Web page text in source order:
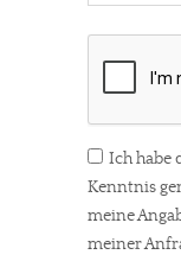
In eigener Sache
Dir
Werbung. Beide
stark zurückgegangen.
Solltest Du unsere
Ich habe
Kenntnis
meine
meiner